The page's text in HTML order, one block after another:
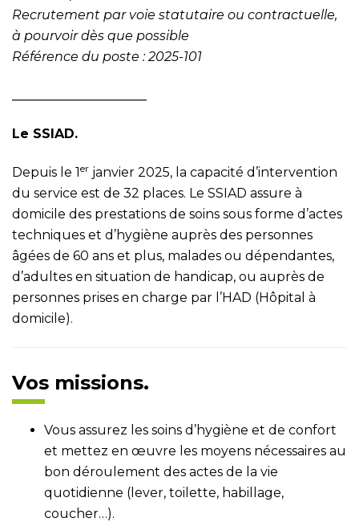
Recrutement par voie statutaire ou contractuelle,
à pourvoir dès que possible
Référence du poste : 2025-101
Le SSIAD.
Depuis le 1er janvier 2025, la capacité d’intervention
du service est de 32 places. Le SSIAD assure à
domicile des prestations de soins sous forme d’actes
techniques et d’hygiène auprès des personnes
âgées de 60 ans et plus, malades ou dépendantes,
d’adultes en situation de handicap, ou auprès de
personnes prises en charge par l’HAD (Hôpital à
domicile).
Vos missions.
Vous assurez les soins d’hygiène et de confort
et mettez en œuvre les moyens nécessaires au
bon déroulement des actes de la vie
quotidienne (lever, toilette, habillage,
coucher…).